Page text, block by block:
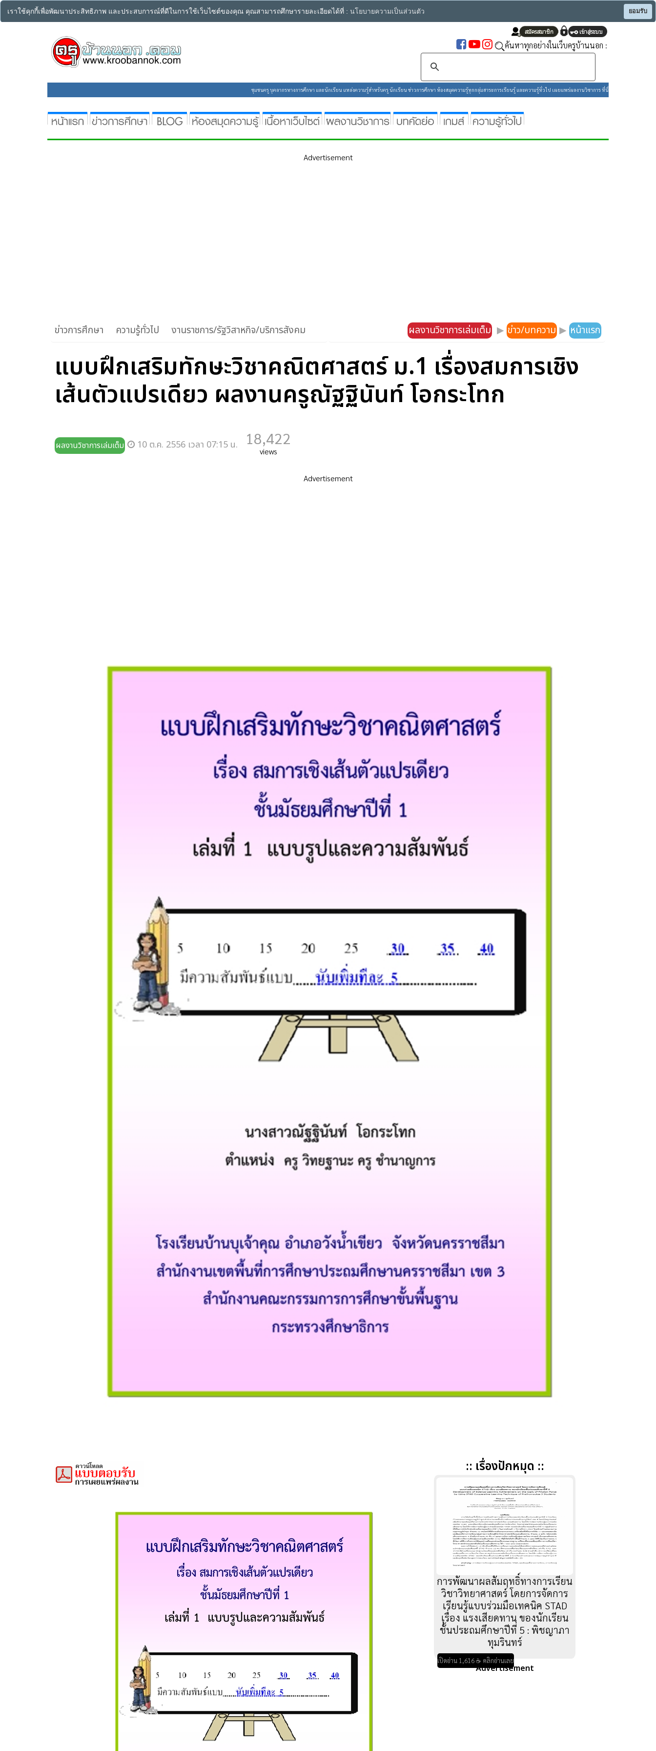
เราใช้คุกกี้เพื่อพัฒนาประสิทธิภาพ และประสบการณ์ที่ดีในการใช้เว็บไซต์ของคุณ คุณสามารถศึกษารายละเอียดได้ที่ : นโยบายความเป็นส่วนตัว ยอมรับ
ค้นหาทุกอย่างในเว็บครูบ้านนอก :
ชุมชนครู บุคลากรทางการศึกษา และนักเรียน แหล่งความรู้สำหรับครู นักเรียน ข่าวการศึกษา ห้องสมุดความรู้ทุกกลุ่มสาระการเรียนรู้ และความรู้ทั่วไป เผยแพร่ผลงานวิชาการ ที่นี่
Advertisement
ข่าวการศึกษา ความรู้ทั่วไป งานราชการ/รัฐวิสาหกิจ/บริการสังคม ผลงานวิชาการเล่มเต็ม ▶ ข่าว/บทความ ▶ หน้าแรก
แบบฝึกเสริมทักษะวิชาคณิตศาสตร์ ม.1 เรื่องสมการเชิง
เส้นตัวแปรเดียว ผลงานครูณัฐฐินันท์ โอกระโทก
ผลงานวิชาการเล่มเต็ม 10 ต.ค. 2556 เวลา 07:15 น. 18,422
views
Advertisement
:: เรื่องปักหมุด ::
การพัฒนาผลสัมฤทธิ์ทางการเรียน
วิชาวิทยาศาสตร์ โดยการจัดการ
เรียนรู้แบบร่วมมือเทคนิค STAD
เรื่อง แรงเสียดทาน ของนักเรียน
ชั้นประถมศึกษาปีที่ 5 : พิชญาภา
ทุมรินทร์
เปิดอ่าน 1,616 ☕ คลิกอ่านเลย
Advertisement